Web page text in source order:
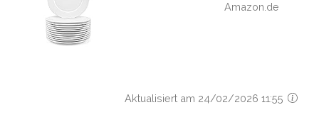
Amazon.de
Aktualisiert am 24/02/2026 11:55